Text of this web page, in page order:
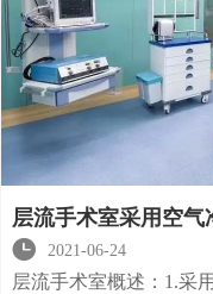
层流手术室采用空
物污染！
 2021-06-24
层流手术室概述：1.采